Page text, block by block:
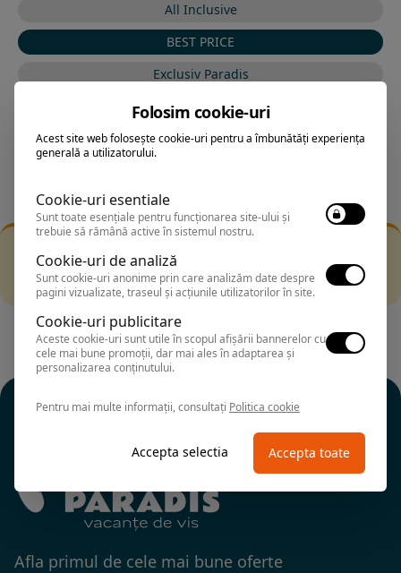
All Inclusive
BEST PRICE
Exclusiv Paradis
Stele 1-5
Stele 5-1
Incearca sa folosesti o cautarea mai generala sau alege
alte fitre.
Afla primul de cele mai bune oferte
Folosim cookie-uri
Acest site web folosește cookie-uri pentru a îmbunătăți experiența
generală a utilizatorului.
Cookie-uri esentiale
Sunt toate esențiale pentru funcționarea site-ului și
trebuie să rămână active în sistemul nostru.
Cookie-uri de analiză
Sunt cookie-uri anonime prin care analizăm date despre
pagini vizualizate, traseul și acțiunile utilizatorilor în site.
Cookie-uri publicitare
Aceste cookie-uri sunt utile în scopul afișării bannerelor cu
cele mai bune promoții, dar mai ales în adaptarea și
personalizarea conținutului.
Pentru mai multe informații, consultați Politica cookie
Accepta selectia Accepta toate